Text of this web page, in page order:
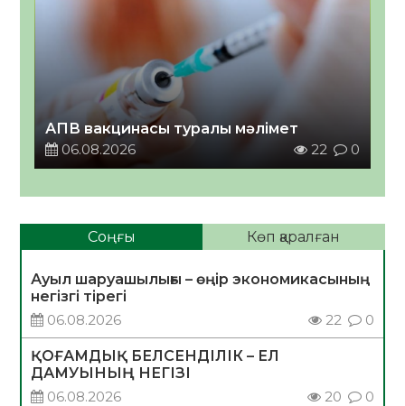
АПВ вакцинасы туралы мәлімет
06.08.2026
22 0
Соңғы Көп қаралған
Ауыл шаруашылығы – өңір экономикасының
негізгі тірегі
06.08.2026
22 0
ҚОҒАМДЫҚ БЕЛСЕНДІЛІК – ЕЛ
ДАМУЫНЫҢ НЕГІЗІ
06.08.2026
20 0